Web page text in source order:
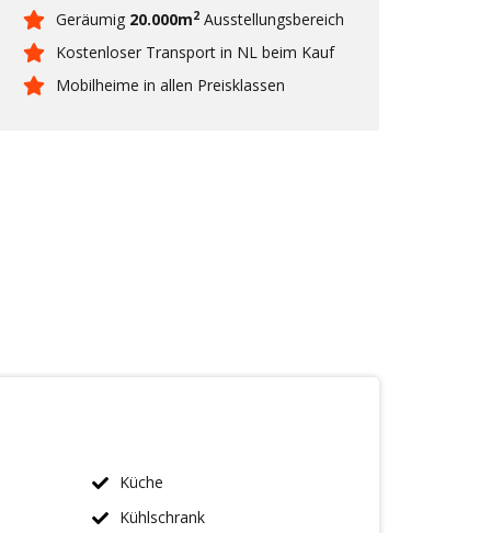
Geräumig 20.000m2 Ausstellungsbereich
Kostenloser Transport in NL beim Kauf
Mobilheime in allen Preisklassen
Küche
Kühlschrank